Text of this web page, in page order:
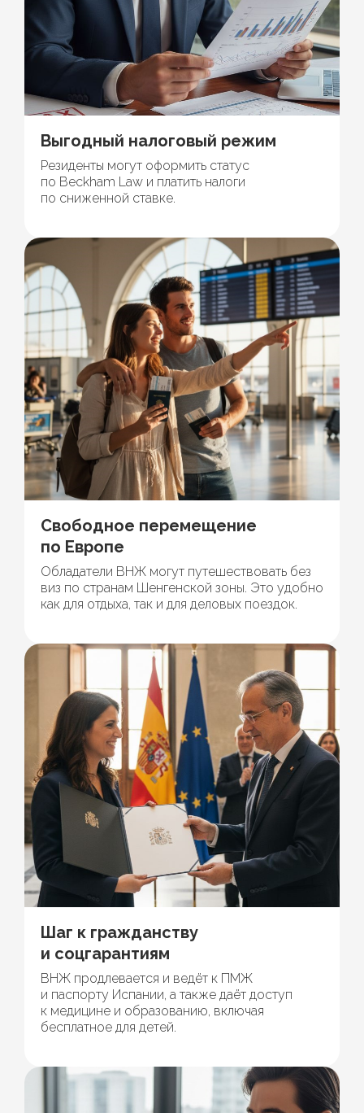
Выгодный налоговый режим
Резиденты могут оформить статус
по Beckham Law и платить налоги
по сниженной ставке.
Свободное перемещение
по Европе
Обладатели ВНЖ могут путешествовать без
виз по странам Шенгенской зоны. Это удобно
как для отдыха, так и для деловых поездок.
Шаг к гражданству
и соцгарантиям
ВНЖ продлевается и ведёт к ПМЖ
и паспорту Испании, а также даёт доступ
к медицине и образованию, включая
бесплатное для детей.